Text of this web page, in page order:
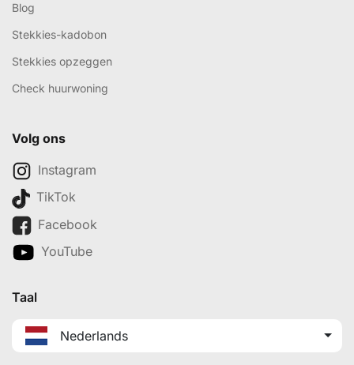
Blog
Stekkies-kadobon
Stekkies opzeggen
Check huurwoning
Volg ons
Instagram
TikTok
Facebook
YouTube
Taal
Nederlands